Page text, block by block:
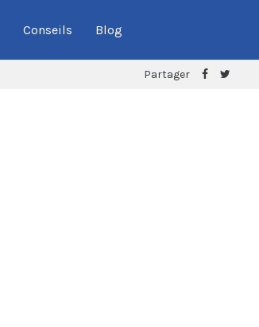
Conseils Blog
Partager